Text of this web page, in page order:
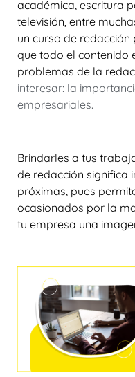
académica, escritura
televisión, entre
un curso de
que todo el contenido
problemas de la
interesar: la
empresariales.
Brindarles a tus
de redacción significa
próximas, pues
ocasionados por la
tu empresa una